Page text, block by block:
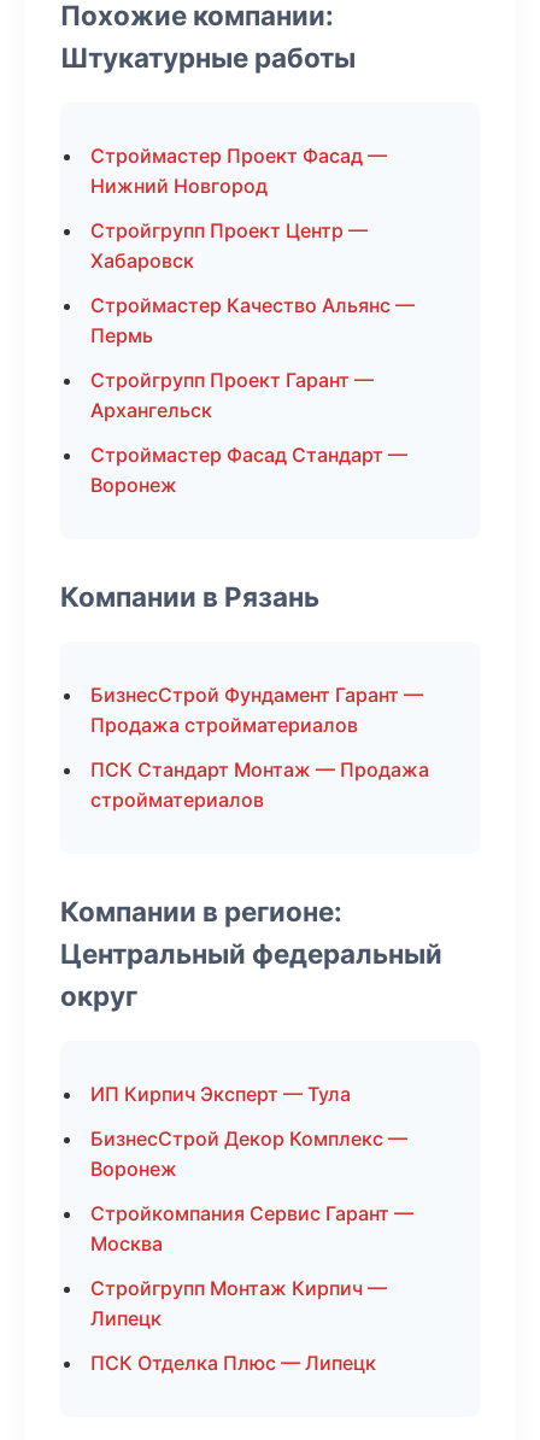
Похожие компании:
Штукатурные работы
Строймастер Проект Фасад —
Нижний Новгород
Стройгрупп Проект Центр —
Хабаровск
Строймастер Качество Альянс —
Пермь
Стройгрупп Проект Гарант —
Архангельск
Строймастер Фасад Стандарт —
Воронеж
Компании в Рязань
БизнесСтрой Фундамент Гарант —
Продажа стройматериалов
ПСК Стандарт Монтаж — Продажа
стройматериалов
Компании в регионе:
Центральный федеральный
округ
ИП Кирпич Эксперт — Тула
БизнесСтрой Декор Комплекс —
Воронеж
Стройкомпания Сервис Гарант —
Москва
Стройгрупп Монтаж Кирпич —
Липецк
ПСК Отделка Плюс — Липецк